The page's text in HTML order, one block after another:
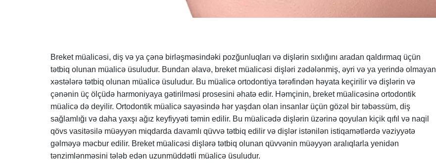
Breket müalicəsi, diş və ya çənə birləşməsindəki pozğunluqları və dişlərin sıxlığını aradan qaldırmaq üçün
tətbiq olunan müalicə üsuludur. Bundan əlavə, breket müalicəsi dişləri zədələnmiş, əyri və ya yerində olmayan
xəstələrə tətbiq olunan müalicə üsuludur. Bu müalicə ortodontiya tərəfindən həyata keçirilir və dişlərin və
çənənin üç ölçüdə harmoniyaya gətirilməsi prosesini əhatə edir. Həmçinin, breket müalicəsinə ortodontik
müalicə də deyilir. Ortodontik müalicə sayəsində hər yaşdan olan insanlar üçün gözəl bir təbəssüm, diş
sağlamlığı və daha yaxşı ağız keyfiyyəti təmin edilir. Bu müalicədə dişlərin üzərinə qoyulan kiçik qıfıl və naqil
qövs vasitəsilə müəyyən miqdarda davamlı qüvvə tətbiq edilir və dişlər istənilən istiqamətlərdə vəziyyətə
gəlməyə məcbur edilir. Breket müalicəsi dişlərə tətbiq olunan qüvvənin müəyyən aralıqlarla yenidən
tənzimlənməsini tələb edən uzunmüddətli müalicə üsuludur.